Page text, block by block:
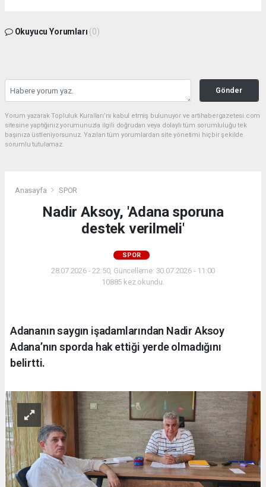
Okuyucu Yorumları (0)
Gönder
Yorum yazarak Topluluk Kuralları’nı kabul etmiş bulunuyor ve artihabergazetesi.com
sitesine yaptığınız yorumunuzla ilgili doğrudan veya dolaylı tüm sorumluluğu tek
başınıza üstleniyorsunuz. Yazılan tüm yorumlardan site yönetimi hiçbir şekilde
sorumlu tutulamaz.
Anasayfa SPOR
Nadir Aksoy, 'Adana sporuna
destek verilmeli'
SPOR
28.07.2026 - 22:50, Güncelleme: 30.07.2026 - 11:00
10885 kez okundu.
Adananın saygın işadamlarından Nadir Aksoy
Adana’nın sporda hak ettiği yerde olmadığını
belirtti.